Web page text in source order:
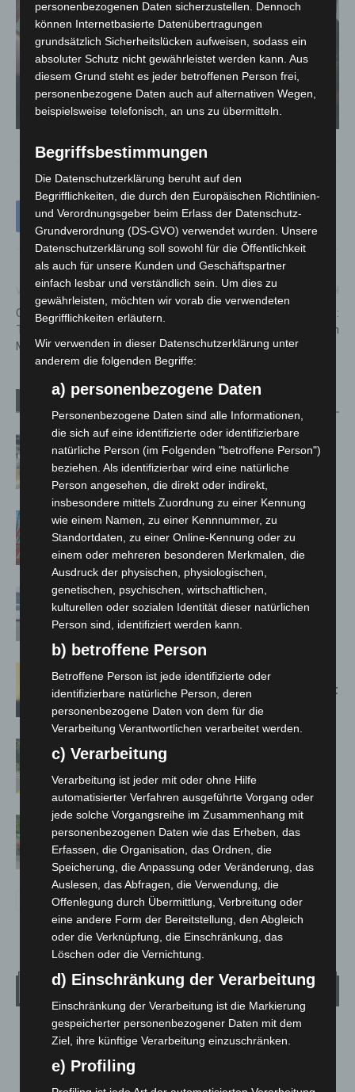
Polizeipräsident der Zentralen Polizeidirektion Niedersachsen, Roger Fladung, bei
Vorheriger Artikel
Großer Erfolg in der
Trompetenklasse der
Musikschule Langenhagen
Nächster Artikel
Schulenburger Landstraße:
Sperrung verschoben
Verwandte Artikel Mehr vom Autor
Kunst trifft Weingenuss: Barbara-
Susann Mehring zeigt ihre Werke im
Jacques’ Wein-Depot Isernhagen
A2: Zweite Turbobaustelle startet
zwischen Hannover-West und
Bothfeld
Niedersachsen: Feuerwehrkräfte
kehren nach Waldbrandeinsatz aus
Spanien zurück
Hannover: Erste Tigermücken-
Population in Niedersachsen entdeckt
Brand im „Haus der Begegnung“ in
Neuwarmbüchen schnell eingedämmt
Region Hannover: 21 neue
Notfallsanitäter starten beim Roten
Kreuz
Wetter
LANGENHAGEN
C
personenbezogenen Daten sicherzustellen. Dennoch
können Internetbasierte Datenübertragungen
grundsätzlich Sicherheitslücken aufweisen, sodass ein
absoluter Schutz nicht gewährleistet werden kann. Aus
diesem Grund steht es jeder betroffenen Person frei,
personenbezogene Daten auch auf alternativen Wegen,
beispielsweise telefonisch, an uns zu übermitteln.
Begriffsbestimmungen
Die Datenschutzerklärung beruht auf den
Begrifflichkeiten, die durch den Europäischen Richtlinien-
und Verordnungsgeber beim Erlass der Datenschutz-
Grundverordnung (DS-GVO) verwendet wurden. Unsere
Datenschutzerklärung soll sowohl für die Öffentlichkeit
als auch für unsere Kunden und Geschäftspartner
einfach lesbar und verständlich sein. Um dies zu
gewährleisten, möchten wir vorab die verwendeten
Begrifflichkeiten erläutern.
Wir verwenden in dieser Datenschutzerklärung unter
anderem die folgenden Begriffe:
a) personenbezogene Daten
Personenbezogene Daten sind alle Informationen,
die sich auf eine identifizierte oder identifizierbare
natürliche Person (im Folgenden "betroffene Person")
beziehen. Als identifizierbar wird eine natürliche
Person angesehen, die direkt oder indirekt,
insbesondere mittels Zuordnung zu einer Kennung
wie einem Namen, zu einer Kennnummer, zu
Standortdaten, zu einer Online-Kennung oder zu
einem oder mehreren besonderen Merkmalen, die
Ausdruck der physischen, physiologischen,
genetischen, psychischen, wirtschaftlichen,
kulturellen oder sozialen Identität dieser natürlichen
Person sind, identifiziert werden kann.
b) betroffene Person
Betroffene Person ist jede identifizierte oder
identifizierbare natürliche Person, deren
personenbezogene Daten von dem für die
Verarbeitung Verantwortlichen verarbeitet werden.
c) Verarbeitung
Verarbeitung ist jeder mit oder ohne Hilfe
automatisierter Verfahren ausgeführte Vorgang oder
jede solche Vorgangsreihe im Zusammenhang mit
personenbezogenen Daten wie das Erheben, das
Erfassen, die Organisation, das Ordnen, die
Speicherung, die Anpassung oder Veränderung, das
Auslesen, das Abfragen, die Verwendung, die
Offenlegung durch Übermittlung, Verbreitung oder
eine andere Form der Bereitstellung, den Abgleich
oder die Verknüpfung, die Einschränkung, das
Löschen oder die Vernichtung.
d) Einschränkung der Verarbeitung
Einschränkung der Verarbeitung ist die Markierung
gespeicherter personenbezogener Daten mit dem
Ziel, ihre künftige Verarbeitung einzuschränken.
e) Profiling